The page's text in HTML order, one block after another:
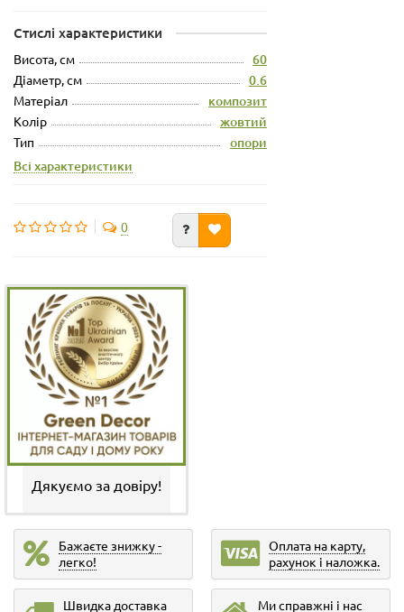
Стислі характеристики
Висота, см 60
Діаметр, см 0.6
Матеріал композит
Колір жовтий
Тип
опори
Всі характеристики
0
Дякуємо за довіру!
Бажаєте знижку -
легко!
Оплата на карту,
рахунок і наложка.
Швидка доставка Ми справжні і нас